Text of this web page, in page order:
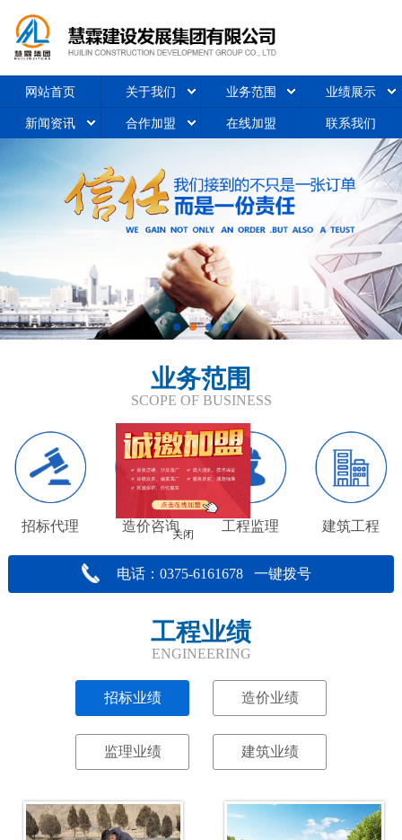
网站首页 关于我们 业务范围 业绩展示
新闻资讯 合作加盟 在线加盟 联系我们
业务范围
SCOPE OF BUSINESS
招标代理 造价咨询 工程监理 建筑工程
电话：0375-6161678 一键拨号
工程业绩
ENGINEERING
招标业绩 造价业绩
监理业绩 建筑业绩
关闭